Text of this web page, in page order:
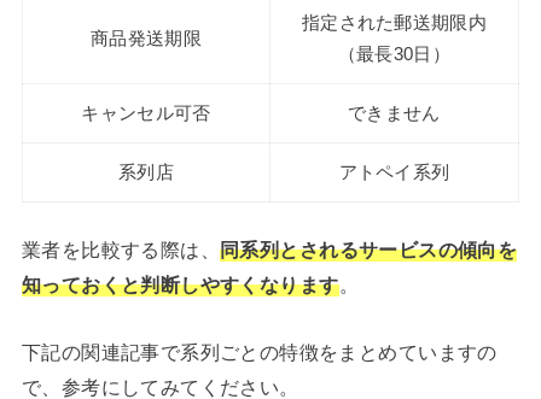
商品発送期限
指定された郵送期限内
（最長30日）
キャンセル可否 できません
系列店 アトペイ系列
業者を比較する際は、同系列とされるサービスの傾向を
知っておくと判断しやすくなります。
下記の関連記事で系列ごとの特徴をまとめていますの
で、参考にしてみてください。